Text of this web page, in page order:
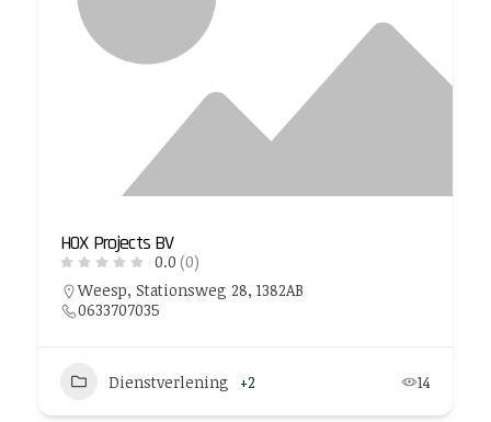
HOX Projects BV
0.0 (0)
Weesp, Stationsweg 28, 1382AB
0633707035
Dienstverlening +2 14